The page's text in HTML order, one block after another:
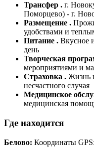
Трансфер . г.
Поморцево) - г.
Размещение .
удобствами и
Питание . Вкусное
день
Творческая
мероприятиями и
Страховка . Жизнь
несчастного случая
Медицинское
медицинская
Где находится
Белово: Координаты